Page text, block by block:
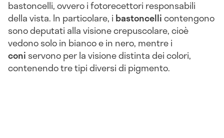
bastoncelli, ovvero i fotorecettori responsabili
della vista. In particolare, i bastoncellicontengono
sono deputati alla visione crepuscolare, cioè
vedono solo in bianco e in nero, mentre i
coni servono per la visione distinta dei colori,
contenendo tre tipi diversi di pigmento.